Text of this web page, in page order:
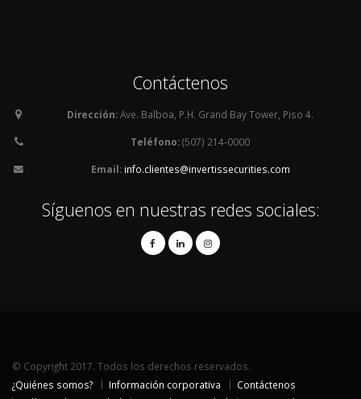
Contáctenos
Dirección:Ave. Balboa, P.H. Grand Bay Tower, Piso 4.
Teléfono:(507) 214-0000
Email: info.clientes@invertissecurities.com
Síguenos en nuestras redes sociales:
© Copyright 2017. Todos los derechos reservados.
¿Quiénes somos?
Información corporativa
Contáctenos